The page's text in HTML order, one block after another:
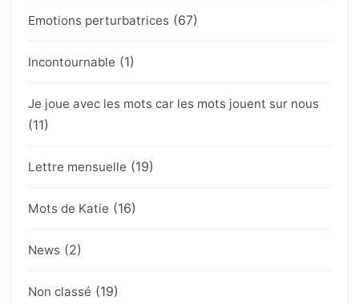
Emotions perturbatrices (67)
Incontournable (1)
Je joue avec les mots car les mots jouent sur nous
(11)
Lettre mensuelle (19)
Mots de Katie (16)
News (2)
Non classé (19)